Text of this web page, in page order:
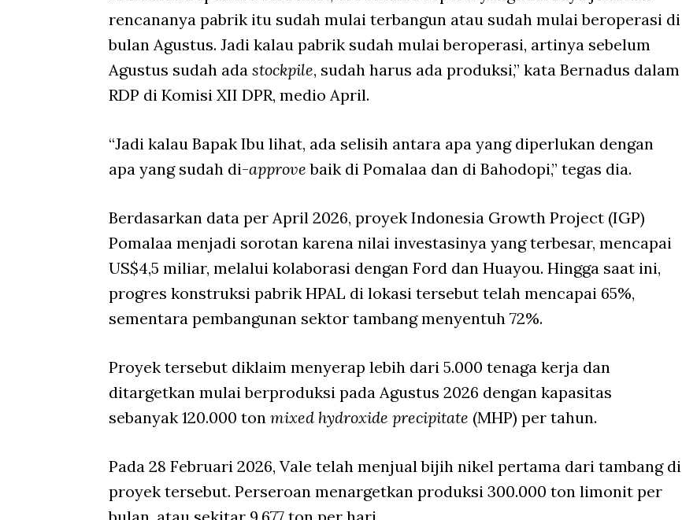
rencananya pabrik itu sudah mulai terbangun atau sudah mulai beroperasi di
bulan Agustus. Jadi kalau pabrik sudah mulai beroperasi, artinya sebelum
Agustus sudah ada stockpile, sudah harus ada produksi,” kata Bernadus dalam
RDP di Komisi XII DPR, medio April.
“Jadi kalau Bapak Ibu lihat, ada selisih antara apa yang diperlukan dengan
apa yang sudah di-approve baik di Pomalaa dan di Bahodopi,” tegas dia.
Berdasarkan data per April 2026, proyek Indonesia Growth Project (IGP)
Pomalaa menjadi sorotan karena nilai investasinya yang terbesar, mencapai
US$4,5 miliar, melalui kolaborasi dengan Ford dan Huayou. Hingga saat ini,
progres konstruksi pabrik HPAL di lokasi tersebut telah mencapai 65%,
sementara pembangunan sektor tambang menyentuh 72%.
Proyek tersebut diklaim menyerap lebih dari 5.000 tenaga kerja dan
ditargetkan mulai berproduksi pada Agustus 2026 dengan kapasitas
sebanyak 120.000 ton mixed hydroxide precipitate (MHP) per tahun.
Pada 28 Februari 2026, Vale telah menjual bijih nikel pertama dari tambang di
proyek tersebut. Perseroan menargetkan produksi 300.000 ton limonit per